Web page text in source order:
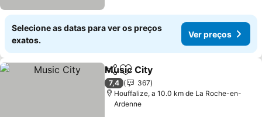
Selecione as datas para ver os preços
exatos.
Ver preços
PartilharAdicionar aos favoritos
Music City
7,4
367
Houffalize, a 10.0 km de La Roche-en-
Ardenne